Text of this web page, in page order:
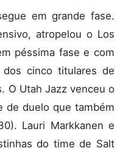
em grande fase.
atropelou o Los
péssima fase e com
dos cinco titulares de
O Utah Jazz venceu o
de duelo que também
Lauri Markkanen e
do time de Salt